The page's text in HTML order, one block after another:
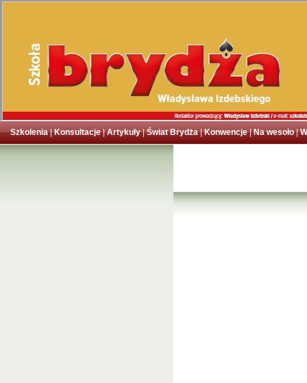
Szkolenia|Konsultacje|Artykuły|Świat Brydża|Konwencje|Na wesoło|